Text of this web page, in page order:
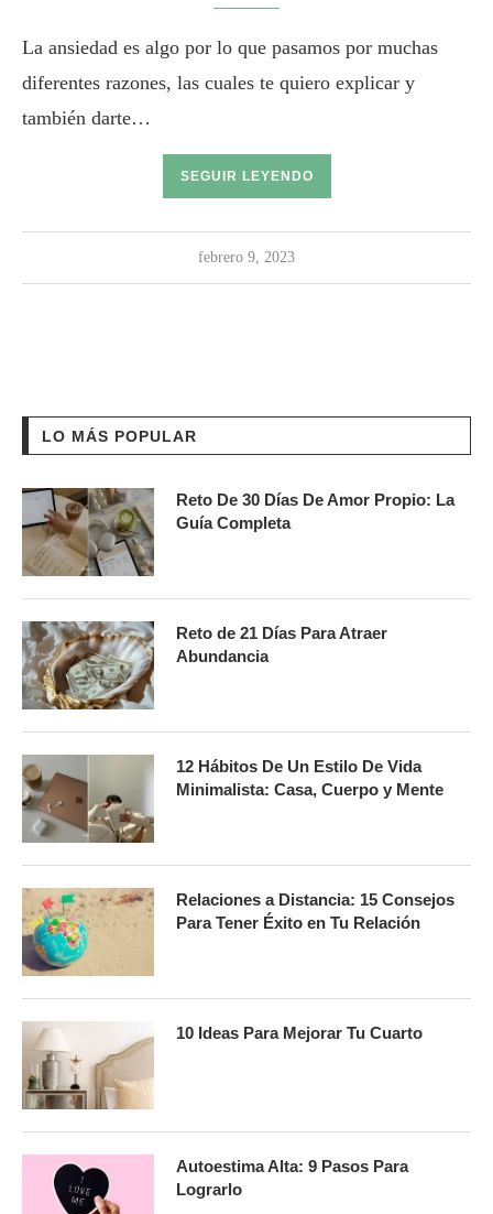
La ansiedad es algo por lo que pasamos por muchas
diferentes razones, las cuales te quiero explicar y
también darte…
SEGUIR LEYENDO
febrero 9, 2023
LO MÁS POPULAR
Reto De 30 Días De Amor Propio: La
Guía Completa
Reto de 21 Días Para Atraer
Abundancia
12 Hábitos De Un Estilo De Vida
Minimalista: Casa, Cuerpo y Mente
Relaciones a Distancia: 15 Consejos
Para Tener Éxito en Tu Relación
10 Ideas Para Mejorar Tu Cuarto
Autoestima Alta: 9 Pasos Para
Lograrlo